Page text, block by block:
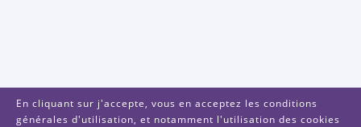
En cliquant sur j'accepte, vous en acceptez les conditions
générales d'utilisation, et notamment l'utilisation des cookies